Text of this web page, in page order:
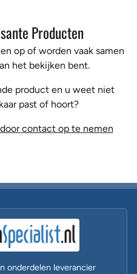
Producten
op of worden vaak samen
het bekijken bent.
product en u weet niet
past of hoort?
contact op te nemen
onderdelen leverancier